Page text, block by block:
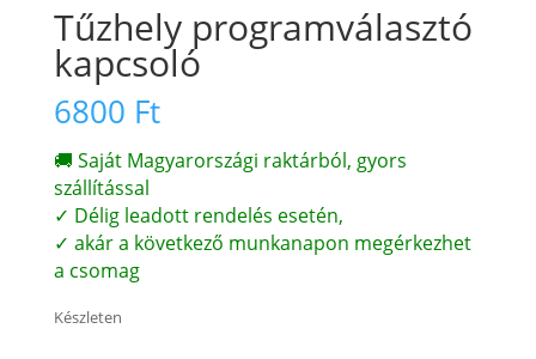
Tűzhely programválasztó
kapcsoló
6800 Ft
🚚 Saját Magyarországi raktárból, gyors
szállítással
✓ Délig leadott rendelés esetén,
✓ akár a következő munkanapon megérkezhet
a csomag
Készleten